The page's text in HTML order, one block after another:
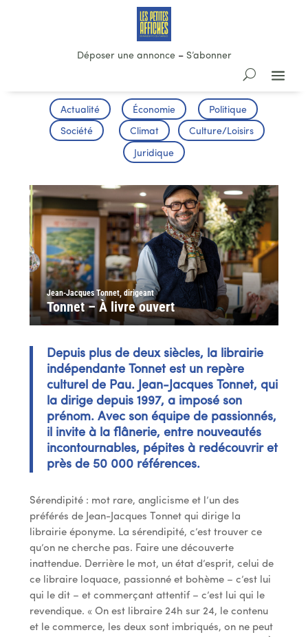
Déposer une annonce– S’abonner
Actualité Économie Politique
Société Climat Culture/Loisirs
Juridique
Jean-Jacques Tonnet, dirigeant
Tonnet – À livre ouvert
Depuis plus de deux siècles, la librairie
indépendante Tonnet est un repère
culturel de Pau. Jean-Jacques Tonnet, qui
la dirige depuis 1997, a imposé son
prénom. Avec son équipe de passionnés,
il invite à la flânerie, entre nouveautés
incontournables, pépites à redécouvrir et
près de 50 000 références.
Sérendipité : mot rare, anglicisme et l’un des
préférés de Jean-Jacques Tonnet qui dirige la
librairie éponyme. La sérendipité, c’est trouver ce
qu’on ne cherche pas. Faire une découverte
inattendue. Derrière le mot, un état d’esprit, celui de
ce libraire loquace, passionné et bohème – c’est lui
qui le dit – et commerçant attentif – c’est lui qui le
revendique. « On est libraire 24h sur 24, le contenu
et le commerce, les deux sont imbriqués, on ne peut